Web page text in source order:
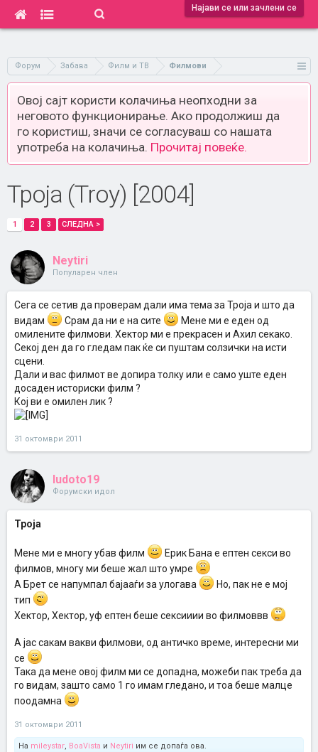
Најави се или зачлени се
Форум Забава Филм и ТВ Филмови
Овој сајт користи колачиња неопходни за
неговото функционирање. Ако продолжиш да
го користиш, значи се согласуваш со нашата
употреба на колачиња. Прочитај повеќе.
Троја (Troy) [2004]
1 2 3 СЛЕДНА >
Neytiri
Популарен член
Сега се сетив да проверам дали има тема за Троја и што да
видам
Срам да ни е на сите
Мене ми е еден од
омилените филмови. Хектор ми е прекрасен и Ахил секако.
Секој ден да го гледам пак ќе си пуштам солзички на исти
сцени.
Дали и вас филмот ве допира толку или е само уште еден
досаден историски филм ?
Кој ви е омилен лик ?
31 октомври 2011
ludoto19
Форумски идол
Троја
Meне ми е многу убав филм
Ерик Бана е ептен секси во
филмов, многу ми беше жал што умре
А Брет се напумпал бајааѓи за улогава
Но, пак не е мој
тип
Хектор, Хектор, уф ептен беше сексииии во филмоввв
А јас сакам вакви филмови, од античко време, интересни ми
се
Така да мене овој филм ми се допадна, можеби пак треба да
го видам, зашто само 1 го имам гледано, и тоа беше малце
поодамна
31 октомври 2011
На mileystar, BoaVista и Neytiri им се допаѓа ова.